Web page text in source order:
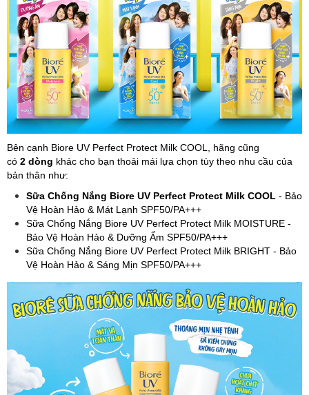
Bên cạnh Biore UV Perfect Protect Milk COOL, hãng cũng
có 2 dòng khác cho bạn thoải mái lựa chọn tùy theo nhu cầu của
bản thân như:
Sữa Chống Nắng Biore UV Perfect Protect Milk COOL - Bảo
Vệ Hoàn Hảo & Mát Lạnh SPF50/PA+++
Sữa Chống Nắng Biore UV Perfect Protect Milk MOISTURE -
Bảo Vệ Hoàn Hảo & Dưỡng Ẩm SPF50/PA+++
Sữa Chống Nắng Biore UV Perfect Protect Milk BRIGHT - Bảo
Vệ Hoàn Hảo & Sáng Mịn SPF50/PA+++